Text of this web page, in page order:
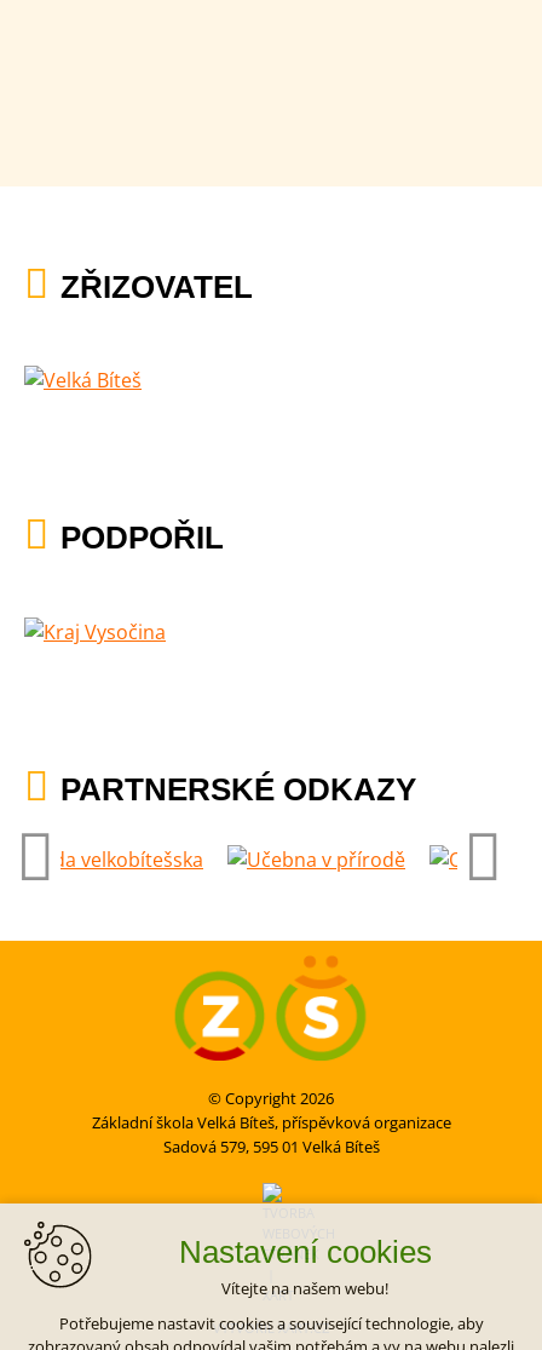
ZŘIZOVATEL
PODPOŘIL
PARTNERSKÉ ODKAZY
© Copyright 2026
Základní škola Velká Bíteš, příspěvková organizace
Sadová 579, 595 01 Velká Bíteš
VYTVOŘIL XART.CZ
Nastavení cookies
Vítejte na našem webu!
Potřebujeme nastavit cookies a související technologie, aby